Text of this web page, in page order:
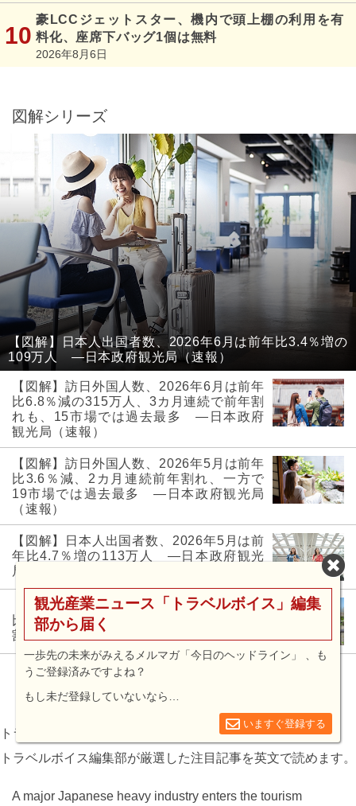
豪LCCジェットスター、機内で頭上棚の利用を有
料化、座席下バッグ1個は無料
2026年8月6日
図解シリーズ
【図解】日本人出国者数、2026年6月は前年比3.4％増の
109万人 ―日本政府観光局（速報）
【図解】訪日外国人数、2026年6月は前年
比6.8％減の315万人、3カ月連続で前年割
れも、15市場では過去最多 ―日本政府
観光局（速報）
【図解】訪日外国人数、2026年5月は前年
比3.6％減、2カ月連続前年割れ、一方で
19市場では過去最多 ―日本政府観光局
（速報）
【図解】日本人出国者数、2026年5月は前
年比4.7％増の113万人 ―日本政府観光
局（速報）
【図解】訪日外国人数、2026年4月は前年
比5.5％減369万人、1～4月累計でも前年
割れ ―日本政府観光局（速報）
トラベルボイス 英語版
トラベルボイス編集部が厳選した注目記事を英文で読めます。
A major Japanese heavy industry enters the tourism
観光産業ニュース「トラベルボイス」編集
部から届く
一歩先の未来がみえるメルマガ「今日のヘッドライン」 、も
うご登録済みですよね？
もし未だ登録していないなら…
いますぐ登録する